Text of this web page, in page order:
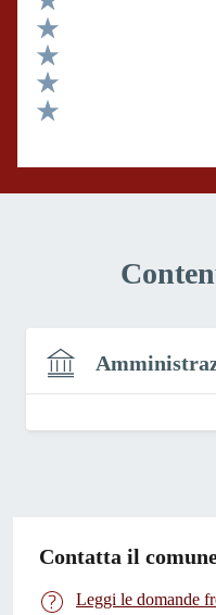
Valuta 5 stelle su 5
Valuta 4 stelle su 5
Valuta 3 stelle su 5
Valuta 2 stelle su 5
Contatta il
Leggi le domande